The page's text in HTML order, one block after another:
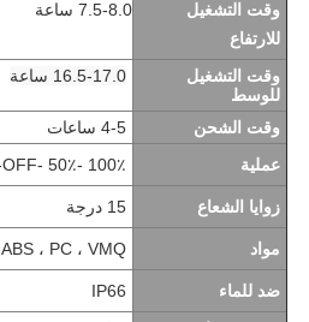
وقت التشغيل
للارتفاع
7.5-8.0 ساعة
وقت التشغيل
للوسط
16.5-17.0 ساعة
وقت الشحن
4-5 ساعات
عملية
100٪ -50٪ -SOS-OFF
زوايا الشعاع 15 درجة
مواد ABS ، PC ، VMQ المطاط
ضد للماء IP66